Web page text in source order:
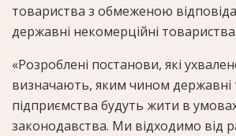
товариства з обмеженою
державні некомерційні товариства.
«Розроблені постанови, які
визначають, яким чином державні
підприємства будуть жити в
законодавства. Ми відходимо від